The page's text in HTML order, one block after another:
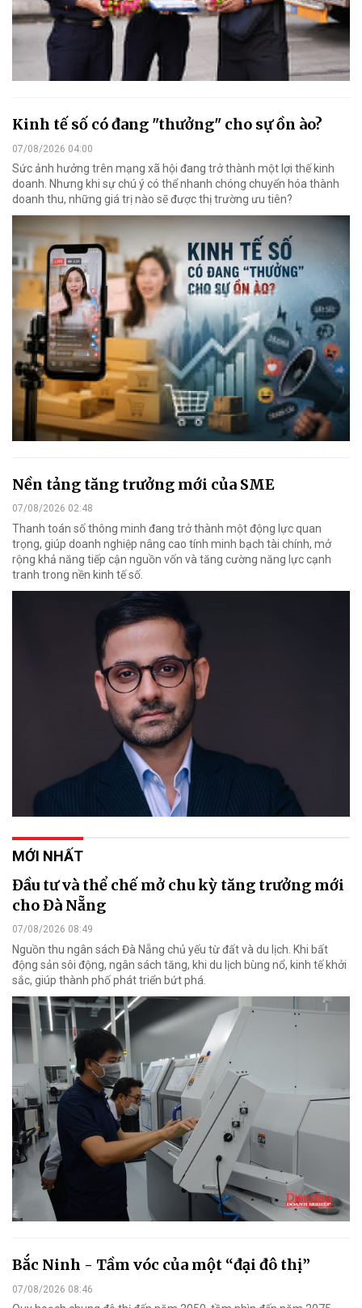
Kinh tế số có đang "thưởng" cho sự ồn ào?
07/08/2026 04:00
Sức ảnh hưởng trên mạng xã hội đang trở thành một lợi thế kinh
doanh. Nhưng khi sự chú ý có thể nhanh chóng chuyển hóa thành
doanh thu, những giá trị nào sẽ được thị trường ưu tiên?
Nền tảng tăng trưởng mới của SME
07/08/2026 02:48
Thanh toán số thông minh đang trở thành một động lực quan
trọng, giúp doanh nghiệp nâng cao tính minh bạch tài chính, mở
rộng khả năng tiếp cận nguồn vốn và tăng cường năng lực cạnh
tranh trong nền kinh tế số.
MỚI NHẤT
Đầu tư và thể chế mở chu kỳ tăng trưởng mới
cho Đà Nẵng
07/08/2026 08:49
Nguồn thu ngân sách Đà Nẵng chủ yếu từ đất và du lịch. Khi bất
động sản sôi động, ngân sách tăng, khi du lịch bùng nổ, kinh tế khởi
sắc, giúp thành phố phát triển bứt phá.
Bắc Ninh - Tầm vóc của một “đại đô thị”
07/08/2026 08:46